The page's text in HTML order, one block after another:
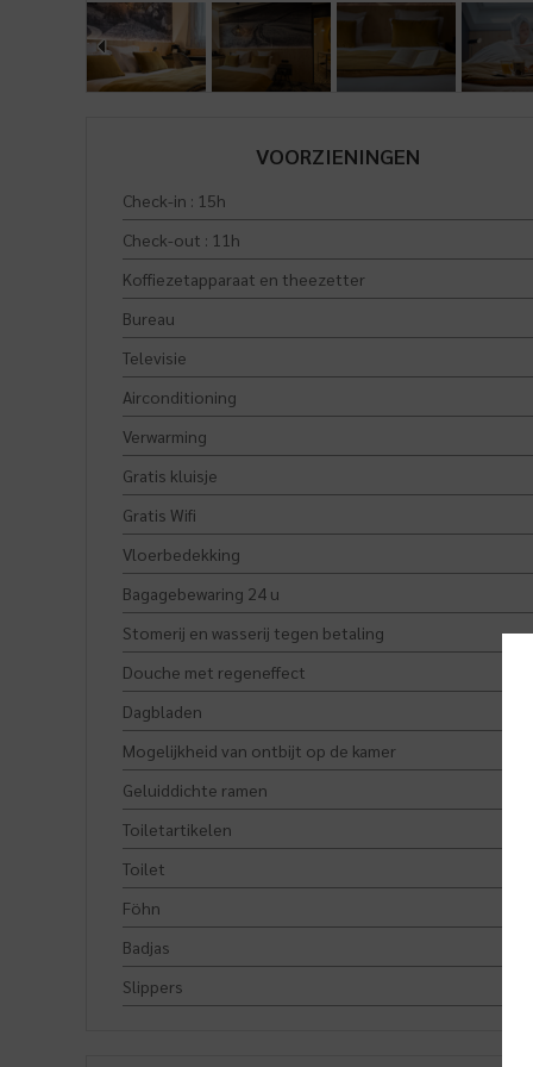
VOORZIENINGEN
Check-in : 15h
Check-out : 11h
Koffiezetapparaat en theezetter
Bureau
Televisie
Airconditioning
Verwarming
Gratis kluisje
Gratis Wifi
Vloerbedekking
Bagagebewaring 24 u
Stomerij en wasserij tegen betaling
Douche met regeneffect
Dagbladen
Mogelijkheid van ontbijt op de kamer
Geluiddichte ramen
Toiletartikelen
Toilet
Föhn
Badjas
Slippers